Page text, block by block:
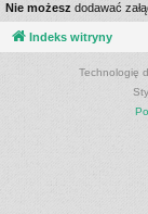
Nie możesz dodawać
Indeks witryny
Technologię